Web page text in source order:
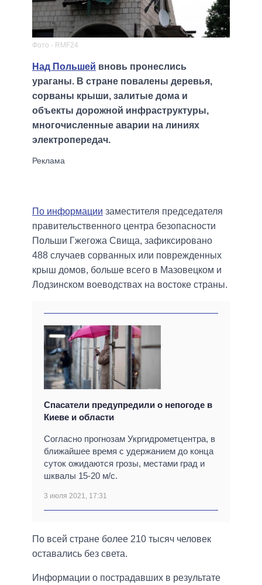
Фото - RMF24
Над Польшей вновь пронеслись
ураганы. В стране повалены деревья,
сорваны крыши, залитые дома и
объекты дорожной инфраструктуры,
многочисленные аварии на линиях
электропередач.
По информации заместителя председателя
правительственного центра безопасности
Польши Гжегожа Свища, зафиксировано
488 случаев сорванных или поврежденных
крыш домов, больше всего в Мазовецком и
Лодзинском воеводствах на востоке страны.
Спасатели предупредили о непогоде в
Киеве и области
Согласно прогнозам Укргидрометцентра, в
ближайшее время с удержанием до конца
суток ожидаются грозы, местами град и
шквалы 15-20 м/с.
3 июля 2021, 17:31
По всей стране более 210 тысяч человек
оставались без света.
Информации о пострадавших в результате